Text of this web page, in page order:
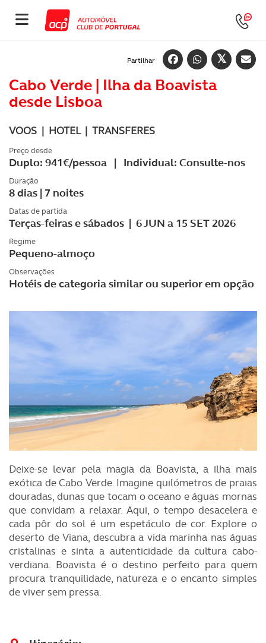
Partilhar
Cabo Verde | Ilha da Boavista
desde Lisboa
VOOS | HOTEL | TRANSFERES
Preço desde
Duplo: 941€/pessoa | Individual: Consulte-nos
Duração
8 dias | 7 noites
Datas de partida
Terças-feiras e sábados | 6 JUN a 15 SET 2026
Regime
Pequeno-almoço
Observações
Hotéis de categoria similar ou superior em opção
Deixe-se levar pela magia da Boavista, a ilha mais
exótica de Cabo Verde. Imagine quilómetros de praias
douradas, dunas que tocam o oceano e águas mornas
que convidam a relaxar. Aqui, o tempo desacelera e
cada pôr do sol é um espetáculo de cor. Explore o
deserto de Viana, descubra a vida marinha nas águas
cristalinas e sinta a autenticidade da cultura cabo-
verdiana. Boavista é o destino perfeito para quem
procura tranquilidade, natureza e o encanto simples
de viver sem pressa.